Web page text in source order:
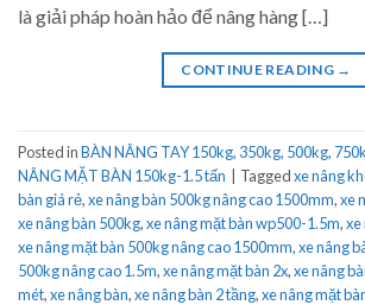
là giải pháp hoàn hảo để nâng hàng […]
CONTINUE READING →
Posted inBÀN NÂNG TAY 150kg, 350kg, 500kg,
NÂNG MẶT BÀN 150kg-1.5 tấn
Taggedxe nâng
bàn giá rẻ,xe nâng bàn 500kg nâng cao 1500mm,xe
xe nâng bàn 500kg,xe nâng mặt bàn wp500-1.5m,xe
xe nâng mặt bàn 500kg nâng cao 1500mm,xe nâng
500kg nâng cao 1.5m,xe nâng mặt bàn 2x,xe nâng
mét,xe nâng bàn,xe nâng bàn 2 tầng,xe nâng mặt